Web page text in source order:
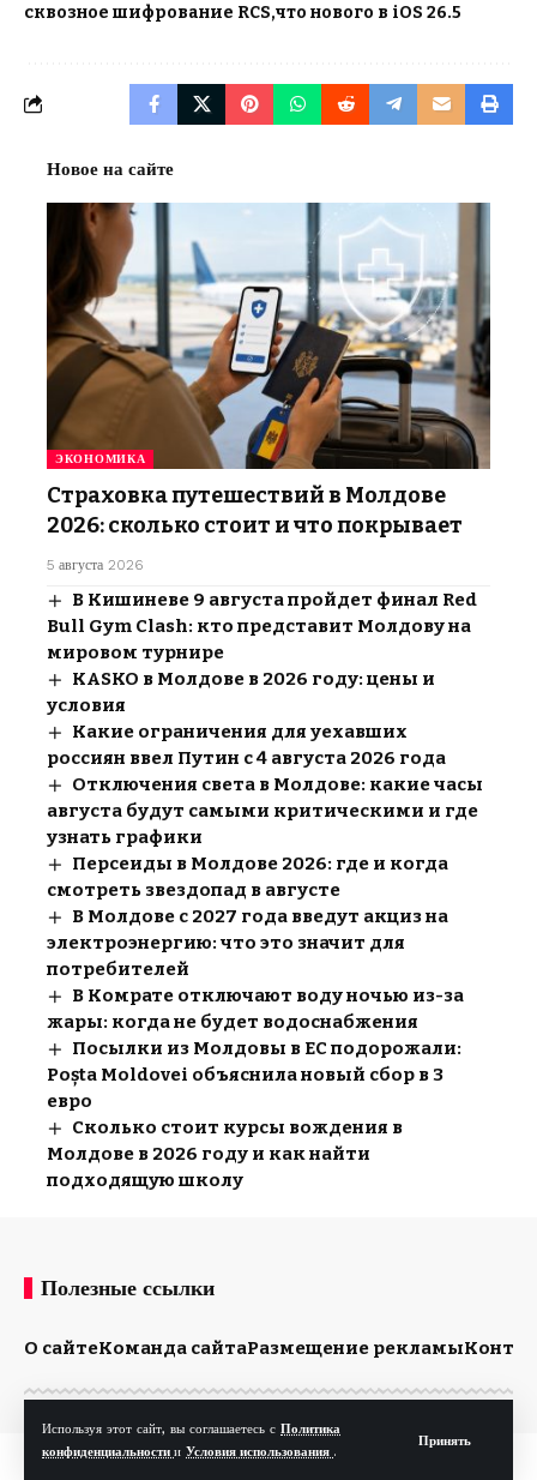
Используя этот сайт, вы соглашаетесь с Политика
конфиденциальности и Условия использования .
Принять
сквозное шифрование RCS что нового в iOS 26.5
Новое на сайте
ЭКОНОМИКА
Страховка путешествий в Молдове
2026: сколько стоит и что покрывает
5 августа 2026
В Кишиневе 9 августа пройдет финал Red
Bull Gym Clash: кто представит Молдову на
мировом турнире
KASKO в Молдове в 2026 году: цены и
условия
Какие ограничения для уехавших
россиян ввел Путин с 4 августа 2026 года
Отключения света в Молдове: какие часы
августа будут самыми критическими и где
узнать графики
Персеиды в Молдове 2026: где и когда
смотреть звездопад в августе
В Молдове с 2027 года введут акциз на
электроэнергию: что это значит для
потребителей
В Комрате отключают воду ночью из-за
жары: когда не будет водоснабжения
Посылки из Молдовы в ЕС подорожали:
Poșta Moldovei объяснила новый сбор в 3
евро
Сколько стоит курсы вождения в
Молдове в 2026 году и как найти
подходящую школу
Полезные ссылки
О сайтеКоманда сайтаРазмещение рекламы
© Kp.md. Все права защищены.